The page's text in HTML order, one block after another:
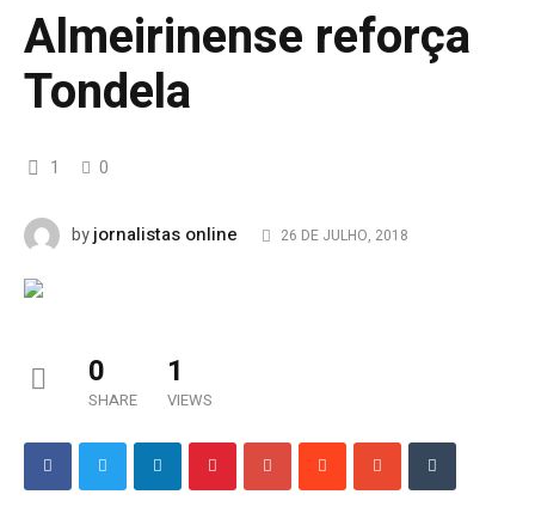
Almeirinense reforça
Tondela
1 0
byjornalistas online 26 DE JULHO, 2018
0
SHARE
1
VIEWS